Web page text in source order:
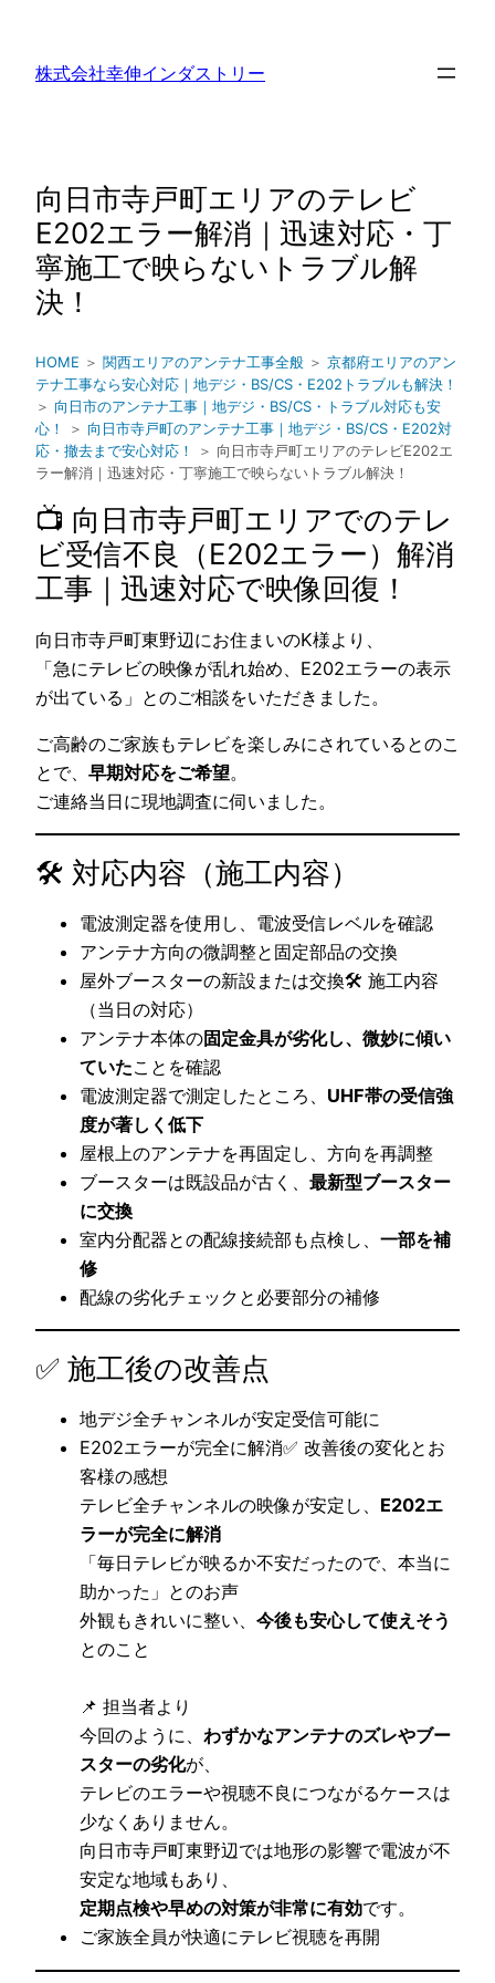
株式会社幸伸インダストリー
向日市寺戸町エリアのテレビ
E202エラー解消｜迅速対応・丁
寧施工で映らないトラブル解
決！
HOME ＞ 関西エリアのアンテナ工事全般 ＞ 京都府エリアのアン
テナ工事なら安心対応｜地デジ・BS/CS・E202トラブルも解決！
＞ 向日市のアンテナ工事｜地デジ・BS/CS・トラブル対応も安
心！
＞ 向日市寺戸町のアンテナ工事｜地デジ・BS/CS・E202対
応・撤去まで安心対応！
＞ 向日市寺戸町エリアのテレビE202エ
ラー解消｜迅速対応・丁寧施工で映らないトラブル解決！
📺 向日市寺戸町エリアでのテレ
ビ受信不良（E202エラー）解消
工事｜迅速対応で映像回復！
向日市寺戸町東野辺にお住まいのK様より、
「急にテレビの映像が乱れ始め、E202エラーの表示
が出ている」とのご相談をいただきました。
ご高齢のご家族もテレビを楽しみにされているとのこ
とで、 早期対応をご希望。
ご連絡当日に現地調査に伺いました。
🛠 対応内容（施工内容）
電波測定器を使用し、電波受信レベルを確認
アンテナ方向の微調整と固定部品の交換
屋外ブースターの新設または交換🛠 施工内容
（当日の対応）
アンテナ本体の固定金具が劣化し、微妙に傾い
ていたことを確認
電波測定器で測定したところ、 UHF帯の受信強
度が著しく低下
屋根上のアンテナを再固定し、方向を再調整
ブースターは既設品が古く、 最新型ブースター
に交換
室内分配器との配線接続部も点検し、 一部を補
修
配線の劣化チェックと必要部分の補修
✅ 施工後の改善点
地デジ全チャンネルが安定受信可能に
E202エラーが完全に解消✅ 改善後の変化とお
客様の感想
テレビ全チャンネルの映像が安定し、 E202エ
ラーが完全に解消
「毎日テレビが映るか不安だったので、本当に
助かった」とのお声
外観もきれいに整い、 今後も安心して使えそう
とのこと
📌 担当者より
今回のように、 わずかなアンテナのズレやブー
スターの劣化が、
テレビのエラーや視聴不良につながるケースは
少なくありません。
向日市寺戸町東野辺では地形の影響で電波が不
安定な地域もあり、
定期点検や早めの対策が非常に有効です。
ご家族全員が快適にテレビ視聴を再開